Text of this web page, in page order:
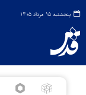
پنجشنبه ۱۵ مرداد ۱۴۰۵